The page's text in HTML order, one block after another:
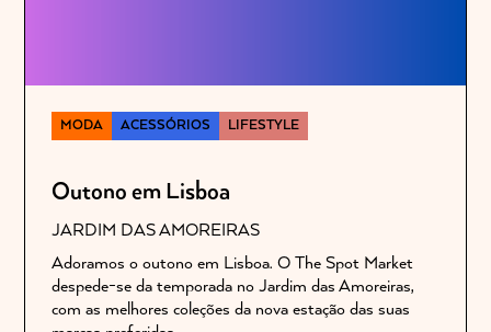
MODA ACESSÓRIOS LIFESTYLE
Outono em Lisboa
JARDIM DAS AMOREIRAS
Adoramos o outono em Lisboa. O The Spot Market
despede-se da temporada no Jardim das Amoreiras,
com as melhores coleções da nova estação das suas